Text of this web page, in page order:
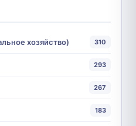
хозяйство) 310
293
267
183